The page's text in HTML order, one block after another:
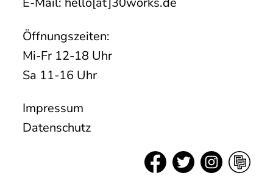
Öffnungszeiten:
Mi-Fr 12-18 Uhr
Sa 11-16 Uhr
Impressum
Datenschutz